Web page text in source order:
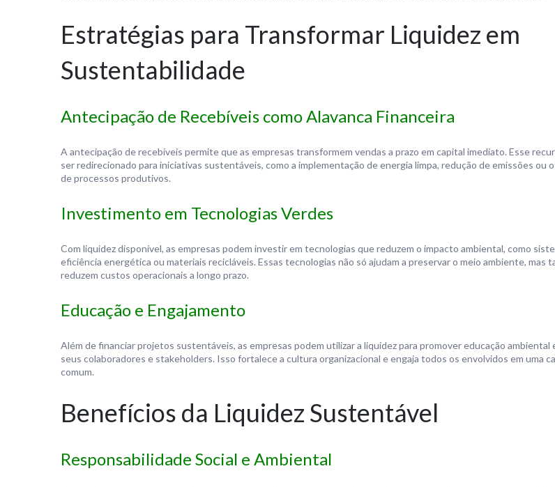
Estratégias para Transformar Liquidez em
Sustentabilidade
Antecipação de Recebíveis como Alavanca Financeira
A antecipação de recebíveis permite que as empresas transformem vendas a prazo em capital imediato. Esse
ser redirecionado para iniciativas sustentáveis, como a implementação de energia limpa, redução de emissões ou
de processos produtivos.
Investimento em Tecnologias Verdes
Com liquidez disponível, as empresas podem investir em tecnologias que reduzem o impacto ambiental, como
eficiência energética ou materiais recicláveis. Essas tecnologias não só ajudam a preservar o meio ambiente, mas
reduzem custos operacionais a longo prazo.
Educação e Engajamento
Além de financiar projetos sustentáveis, as empresas podem utilizar a liquidez para promover educação ambiental
seus colaboradores e stakeholders. Isso fortalece a cultura organizacional e engaja todos os envolvidos em uma
comum.
Benefícios da Liquidez Sustentável
Responsabilidade Social e Ambiental